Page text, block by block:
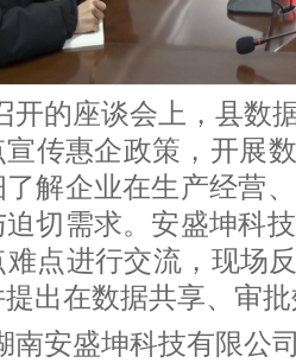
开的座谈会上，县数
传惠企政策，开展
解企业在生产经营
切需求。安盛坤科
点进行交流，现场
出在数据共享、审
南安盛坤科技有限公